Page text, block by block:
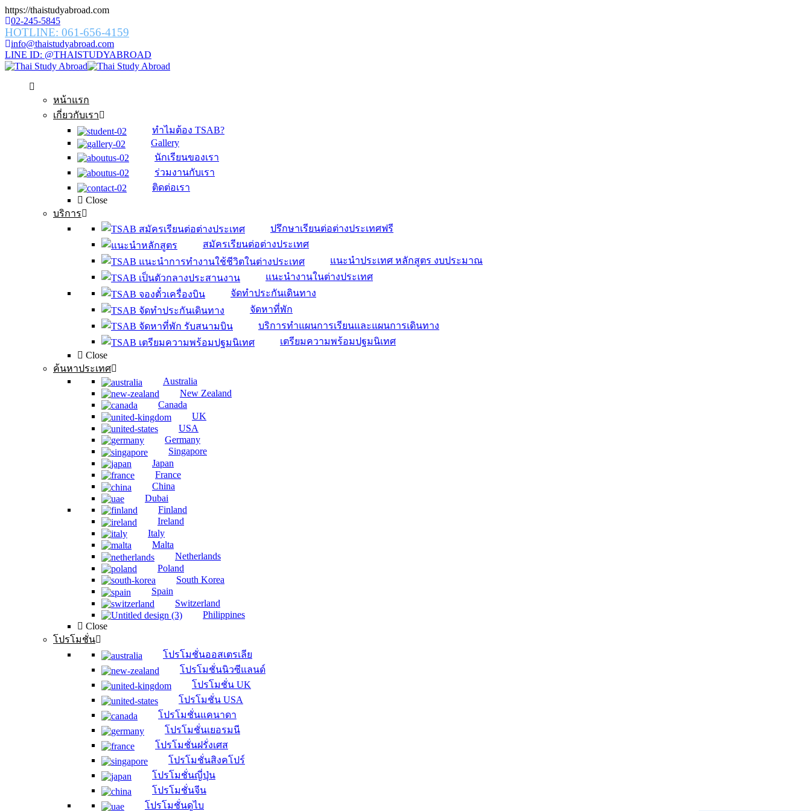
https://thaistudyabroad.com
02-245-5845
HOTLINE: 061-656-4159
info@thaistudyabroad.com
LINE ID: @THAISTUDYABROAD
หน้าแรก
เกี่ยวกับเรา
ทำไมต้อง TSAB?
Gallery
นักเรียนของเรา
ร่วมงานกับเรา
ติดต่อเรา
Close
บริการ
ปรึกษาเรียนต่อต่างประเทศฟรี
สมัครเรียนต่อต่างประเทศ
แนะนำประเทศ หลักสูตร งบประมาณ
แนะนำงานในต่างประเทศ
จัดทำประกันเดินทาง
จัดหาที่พัก
บริการทำแผนการเรียนและแผนการเดินทาง
เตรียมความพร้อมปฐมนิเทศ
Close
ค้นหาประเทศ
Australia
New Zealand
Canada
UK
USA
Germany
Singapore
Japan
France
China
Dubai
Finland
Ireland
Italy
Malta
Netherlands
Poland
South Korea
Spain
Switzerland
Philippines
Close
โปรโมชั่น
โปรโมชั่นออสเตรเลีย
โปรโมชั่นนิวซีแลนด์
โปรโมชั่น UK
โปรโมชั่น USA
โปรโมชั่นแคนาดา
โปรโมชั่นเยอรมนี
โปรโมชั่นฝรั่งเศส
โปรโมชั่นสิงคโปร์
โปรโมชั่นญี่ปุ่น
โปรโมชั่นจีน
โปรโมชั่นดูไบ